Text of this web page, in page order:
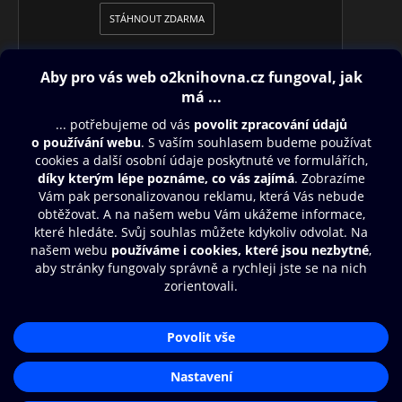
STÁHNOUT ZDARMA
Obsah ke stažení
Moje O2 Knihovna
Další zábava
© O2 Czech Republic a.s.
Zásady zpracování osobních údajůAplikace O2 Knihovna
Čti a poslouchej své e-knihy a
audioknihy rychleji a pohodlněji.